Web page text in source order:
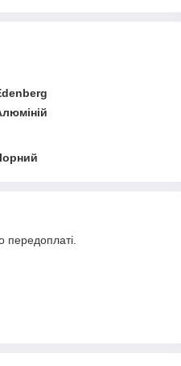
передоплаті.